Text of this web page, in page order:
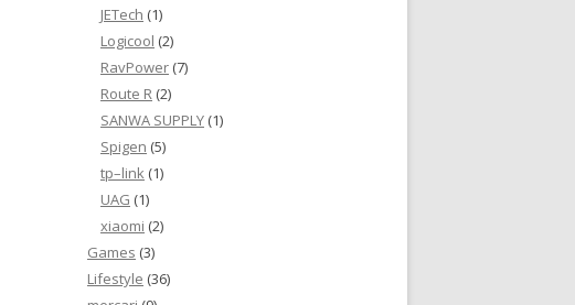
JETech (1)
Logicool (2)
RavPower (7)
Route R (2)
SANWA SUPPLY (1)
Spigen (5)
tp–link (1)
UAG (1)
xiaomi (2)
Games (3)
Lifestyle (36)